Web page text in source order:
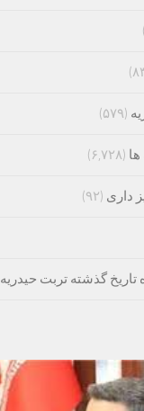
(۵۷۹)
(۶,۷۲۸)
داری (۹۲)
تاریخ گذشته تربت حیدریه